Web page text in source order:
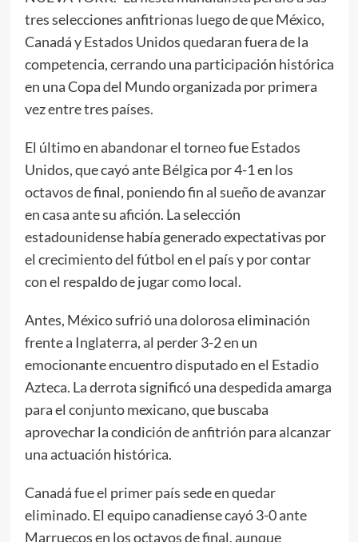
tres selecciones anfitrionas luego de que México,
Canadá y Estados Unidos quedaran fuera de la
competencia, cerrando una participación histórica
en una Copa del Mundo organizada por primera
vez entre tres países.
El último en abandonar el torneo fue Estados
Unidos, que cayó ante Bélgica por 4-1 en los
octavos de final, poniendo fin al sueño de avanzar
en casa ante su afición. La selección
estadounidense había generado expectativas por
el crecimiento del fútbol en el país y por contar
con el respaldo de jugar como local.
Antes, México sufrió una dolorosa eliminación
frente a Inglaterra, al perder 3-2 en un
emocionante encuentro disputado en el Estadio
Azteca. La derrota significó una despedida amarga
para el conjunto mexicano, que buscaba
aprovechar la condición de anfitrión para alcanzar
una actuación histórica.
Canadá fue el primer país sede en quedar
eliminado. El equipo canadiense cayó 3-0 ante
Marruecos en los octavos de final, aunque